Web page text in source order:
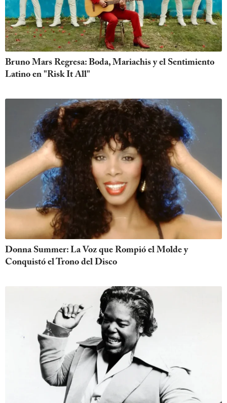
Bruno Mars Regresa: Boda, Mariachis y el Sentimiento
Latino en "Risk It All"
Donna Summer: La Voz que Rompió el Molde y
Conquistó el Trono del Disco